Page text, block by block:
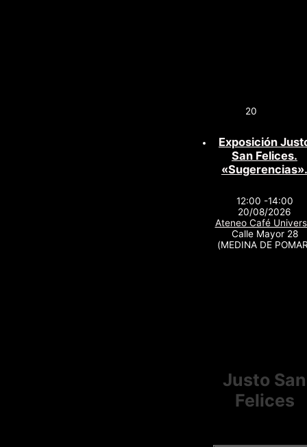
20
Exposición
San Felices.
«Sugerencias».
12:00 -14:00
20/08/2026
Ateneo Café
Calle Mayor 28
(MEDINA DE
Justo San
Felices